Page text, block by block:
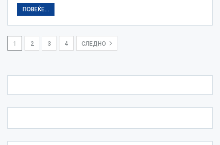
ПОВЕЌЕ...
1 2 3 4 СЛЕДНО